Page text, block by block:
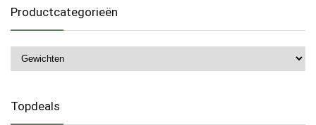
Productcategorieën
Topdeals